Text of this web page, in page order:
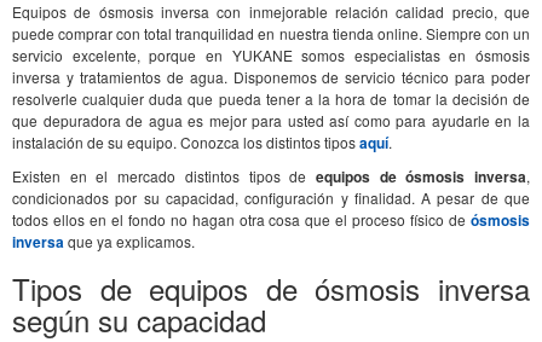
Equipos de ósmosis inversa con inmejorable relación calidad precio, que
puede comprar con total tranquilidad en nuestra tienda online. Siempre con un
servicio excelente, porque en YUKANE somos especialistas en ósmosis
inversa y tratamientos de agua. Disponemos de servicio técnico para poder
resolverle cualquier duda que pueda tener a la hora de tomar la decisión de
que depuradora de agua es mejor para usted así como para ayudarle en la
instalación de su equipo. Conozca los distintos tiposaquí.
Existen en el mercado distintos tipos de equipos de ósmosis inversa,
condicionados por su capacidad, configuración y finalidad. A pesar de que
todos ellos en el fondo no hagan otra cosa que el proceso físico de ósmosis
inversaque ya explicamos.
Tipos de equipos de ósmosis inversa
según su capacidad